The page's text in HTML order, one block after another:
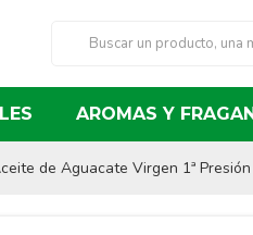
AROMAS Y
de Aguacate Virgen 1ª Presión